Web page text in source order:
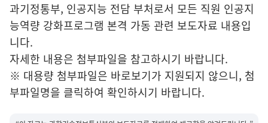
과기정통부, 인공지능 전담 부처로서 모든 직원 인공지
능역량 강화프로그램 본격 가동 관련 보도자료 내용입
니다.
자세한 내용은 첨부파일을 참고하시기 바랍니다.
※ 대용량 첨부파일은 바로보기가 지원되지 않으니, 첨
부파일명을 클릭하여 확인하시기 바랍니다.